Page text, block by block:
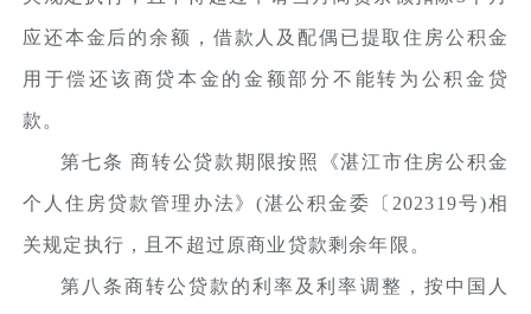
应还本金后的余额，借款人及配偶已提取住房公积金
用于偿还该商贷本金的金额部分不能转为公积金贷
款。
第七条 商转公贷款期限按照《湛江市住房公积金
个人住房贷款管理办法》(湛公积金委〔202319号)相
关规定执行，且不超过原商业贷款剩余年限。
第八条商转公贷款的利率及利率调整，按中国人